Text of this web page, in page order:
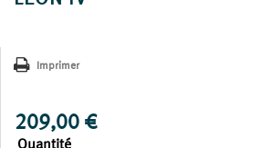
Imprimer
209,00 €